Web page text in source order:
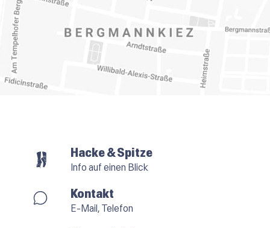
Hacke & Spitze
Info auf einen Blick
Kontakt
E-Mail, Telefon